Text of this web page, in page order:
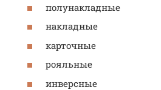
полунакладные
накладные
карточные
рояльные
инверсные